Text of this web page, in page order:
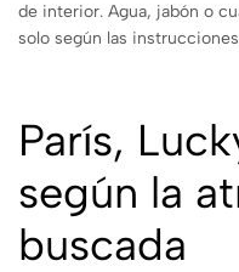
de interior. Agua, jabón o
solo según las
París,
según la
buscada